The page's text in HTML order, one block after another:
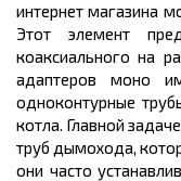
интернет магазина
Этот элемент
коаксиального на
адаптеров моно
одноконтурные
котла. Главной
труб дымохода,
они часто